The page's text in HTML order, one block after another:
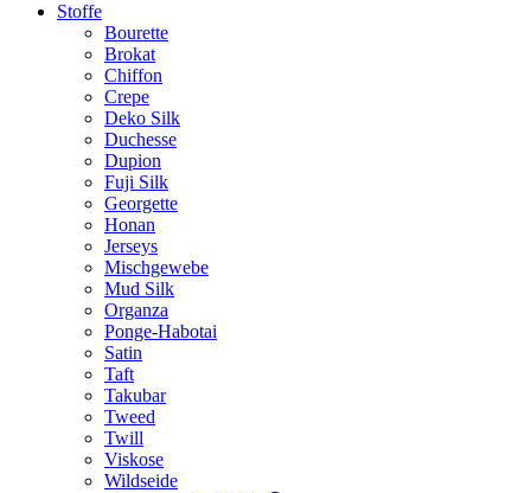
Stoffe
Bourette
Brokat
Chiffon
Crepe
Deko Silk
Duchesse
Dupion
Fuji Silk
Georgette
Honan
Jerseys
Mischgewebe
Mud Silk
Organza
Ponge-Habotai
Satin
Taft
Takubar
Tweed
Twill
Viskose
Wildseide